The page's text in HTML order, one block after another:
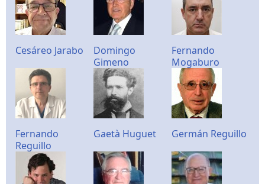
Cesáreo Jarabo
Domingo
Gimeno
Fernando
Mogaburo
Fernando
Reguillo
Gaetà Huguet Germán Reguillo